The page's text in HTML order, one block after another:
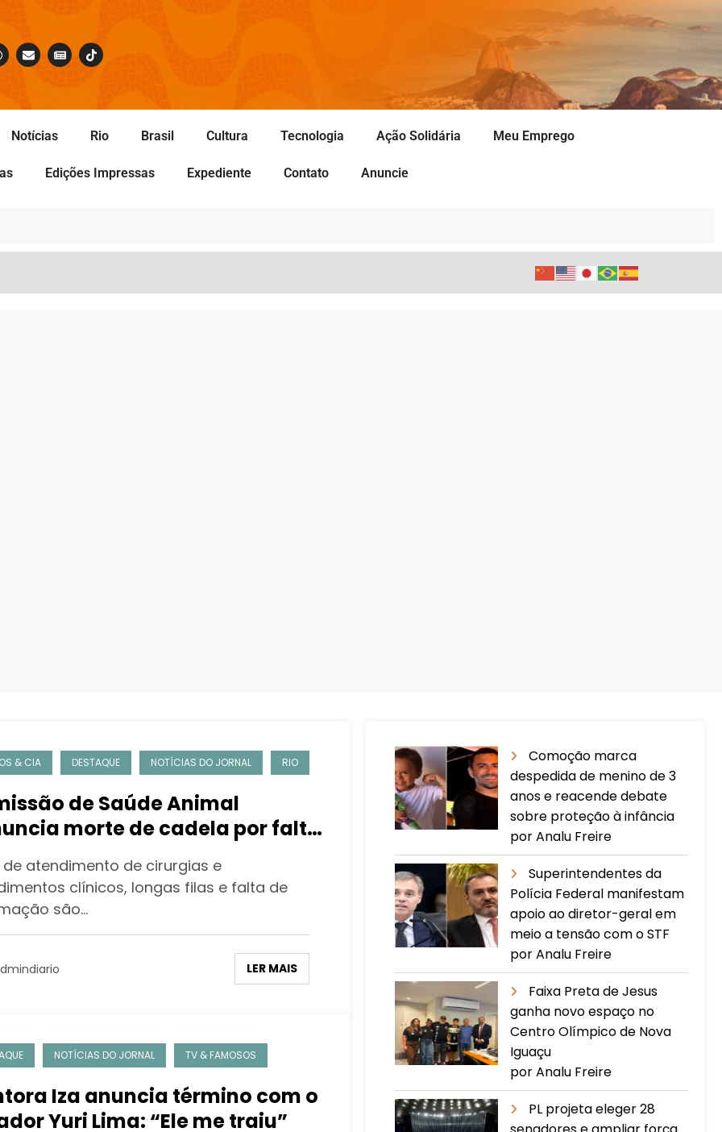
Notícias Rio Brasil Cultura Tecnologia Ação Solidária Meu Emprego
Edições Impressas Expediente Contato Anuncie
& CIA DESTAQUE NOTÍCIAS DO JORNAL RIO
de Saúde Animal
morte de cadela por falta
no Hospital
Veterinário Jorge
de atendimento de cirurgias e
clínicos, longas filas e falta de
são…
LER MAIS
NOTÍCIAS DO JORNAL TV & FAMOSOS
Iza anuncia término com o
Yuri Lima: “Ele me traiu”
Comoção marca
despedida de menino de 3
anos e reacende debate
sobre proteção à infância
por Analu Freire
Superintendentes da
Polícia Federal manifestam
apoio ao diretor-geral em
meio a tensão com o STF
por Analu Freire
Faixa Preta de Jesus
ganha novo espaço no
Centro Olímpico de Nova
Iguaçu
por Analu Freire
PL projeta eleger 28